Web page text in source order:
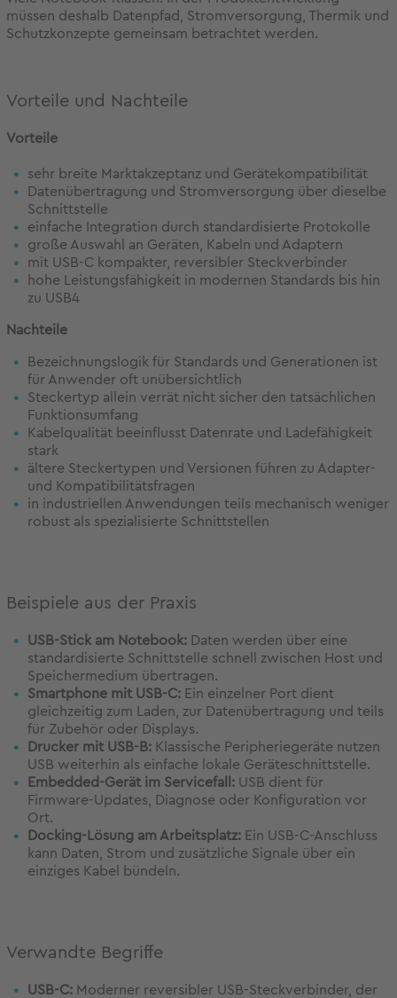
müssen deshalb Datenpfad, Stromversorgung, Thermik und
Schutzkonzepte gemeinsam betrachtet werden.
Vorteile und Nachteile
Vorteile
sehr breite Marktakzeptanz und Gerätekompatibilität
Datenübertragung und Stromversorgung über dieselbe
Schnittstelle
einfache Integration durch standardisierte Protokolle
große Auswahl an Geräten, Kabeln und Adaptern
mit USB-C kompakter, reversibler Steckverbinder
hohe Leistungsfähigkeit in modernen Standards bis hin
zu USB4
Nachteile
Bezeichnungslogik für Standards und Generationen ist
für Anwender oft unübersichtlich
Steckertyp allein verrät nicht sicher den tatsächlichen
Funktionsumfang
Kabelqualität beeinflusst Datenrate und Ladefähigkeit
stark
ältere Steckertypen und Versionen führen zu Adapter-
und Kompatibilitätsfragen
in industriellen Anwendungen teils mechanisch weniger
robust als spezialisierte Schnittstellen
Beispiele aus der Praxis
USB-Stick am Notebook: Daten werden über eine
standardisierte Schnittstelle schnell zwischen Host und
Speichermedium übertragen.
Smartphone mit USB-C: Ein einzelner Port dient
gleichzeitig zum Laden, zur Datenübertragung und teils
für Zubehör oder Displays.
Drucker mit USB-B: Klassische Peripheriegeräte nutzen
USB weiterhin als einfache lokale Geräteschnittstelle.
Embedded-Gerät im Servicefall: USB dient für
Firmware-Updates, Diagnose oder Konfiguration vor
Ort.
Docking-Lösung am Arbeitsplatz: Ein USB-C-Anschluss
kann Daten, Strom und zusätzliche Signale über ein
einziges Kabel bündeln.
Verwandte Begriffe
USB-C: Moderner reversibler USB-Steckverbinder, der